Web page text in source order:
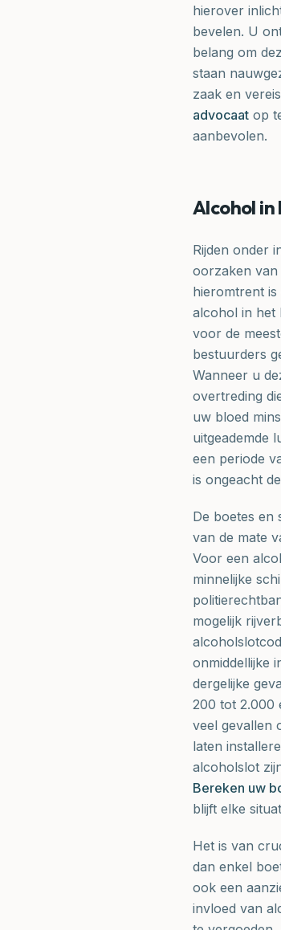
hierover
bevelen. U
belang om
staan
zaak en
advocaat op
aanbevolen.
Alcohol
Rijden onder
oorzaken van
hieromtrent is
alcohol in het
voor de
bestuurders
Wanneer u
overtreding
uw bloed
uitgeademde
een periode
is ongeacht
De boetes en
van de mate
Voor een
minnelijke
mogelijk
onmiddellijke
dergelijke
200 tot 2.000
veel gevallen
laten
alcoholslot
Bereken uw
blijft elke
Het is van
dan enkel
ook een
invloed van